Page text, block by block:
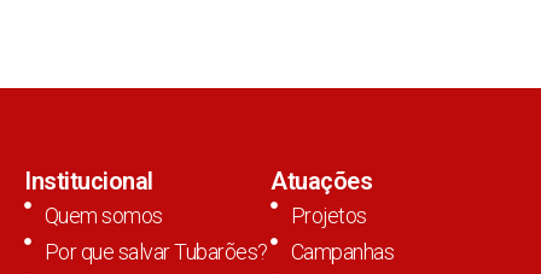
Institucional
Quem somos
Por que salvar Tubarões?
Atuações
Projetos
Campanhas